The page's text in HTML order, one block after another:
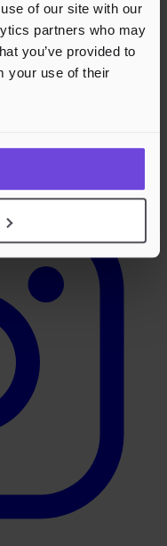
of our site with our
partners who may
you’ve provided to
your use of their